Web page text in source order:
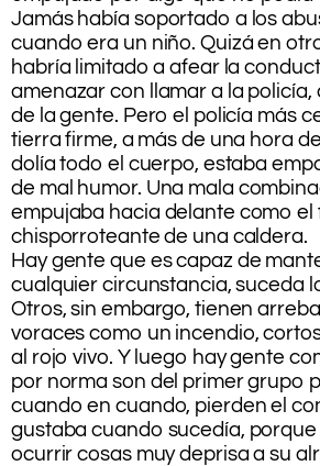
Jamás había soportado a los
cuando era un niño. Quizá en
habría limitado a afear la
amenazar con llamar a la policía,
de la gente. Pero el policía más
tierra firme, a más de una hora
dolía todo el cuerpo, estaba
de mal humor. Una mala
empujaba hacia delante como el
chisporroteante de una caldera.
Hay gente que es capaz de
cualquier circunstancia, suceda
Otros, sin embargo, tienen
voraces como un incendio,
al rojo vivo. Y luego hay gente
por norma son del primer grupo
cuando en cuando, pierden el
gustaba cuando sucedía,
ocurrir cosas muy deprisa a su